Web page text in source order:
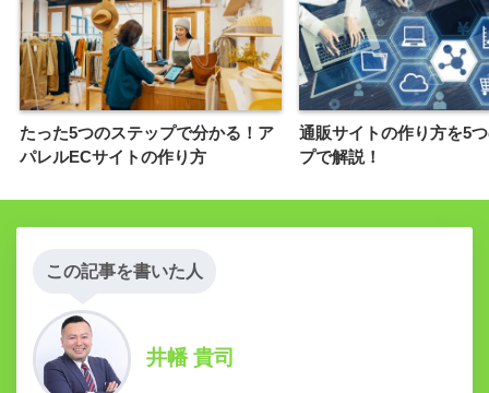
たった5つのステップで分かる！ア
パレルECサイトの作り方
通販サイトの作り方を5
プで解説！
この記事を書いた人
井幡 貴司